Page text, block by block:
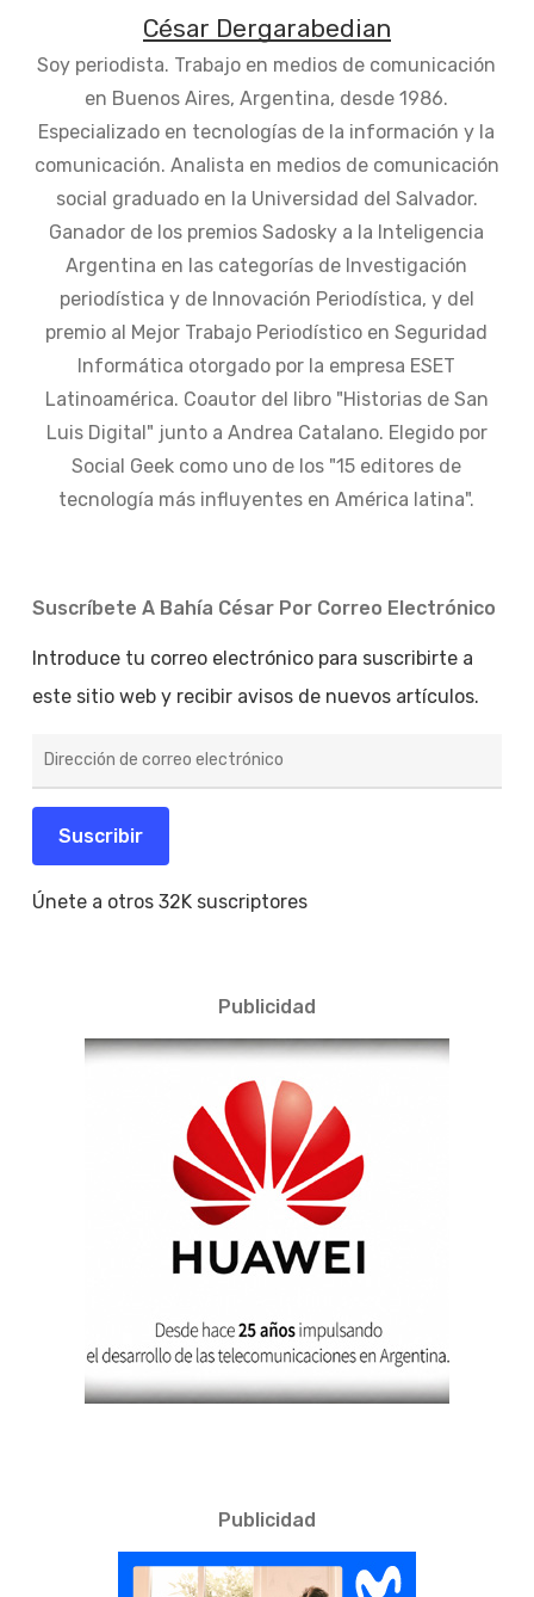
César Dergarabedian
Soy periodista. Trabajo en medios de comunicación
en Buenos Aires, Argentina, desde 1986.
Especializado en tecnologías de la información y la
comunicación. Analista en medios de comunicación
social graduado en la Universidad del Salvador.
Ganador de los premios Sadosky a la Inteligencia
Argentina en las categorías de Investigación
periodística y de Innovación Periodística, y del
premio al Mejor Trabajo Periodístico en Seguridad
Informática otorgado por la empresa ESET
Latinoamérica. Coautor del libro "Historias de San
Luis Digital" junto a Andrea Catalano. Elegido por
Social Geek como uno de los "15 editores de
tecnología más influyentes en América latina".
Suscríbete A Bahía César Por Correo Electrónico
Introduce tu correo electrónico para suscribirte a
este sitio web y recibir avisos de nuevos artículos.
de
electrónico
Suscribir
Únete a otros 32K suscriptores
Publicidad
Publicidad